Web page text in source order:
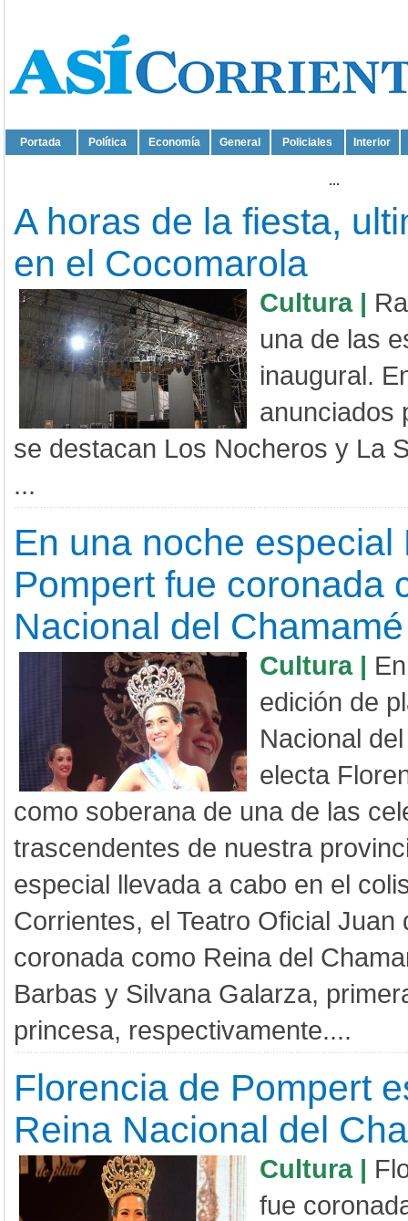
Portada Política Economía General Policiales Interior
...
A horas de la fiesta,
en el Cocomarola
Cultura |
una de las
inaugural.
anunciados
se destacan Los Nocheros y La
...
En una noche especial
Pompert fue coronada
Nacional del Chamamé
Cultura |
edición de
Nacional
electa
como soberana de una de las
trascendentes de nuestra
especial llevada a cabo en el
Corrientes, el Teatro Oficial Juan
coronada como Reina del
Barbas y Silvana Galarza,
princesa, respectivamente....
Florencia de Pompert
Reina Nacional del
Cultura |
fue